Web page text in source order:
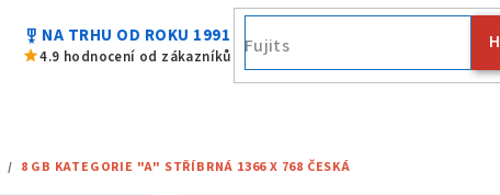
military_tech NA TRHU OD ROKU 1991
star4.9 hodnocení od zákazníků Fujitsu
/ 8 GB KATEGORIE "A" STŘÍBRNÁ 1366 X 768 ČESKÁ